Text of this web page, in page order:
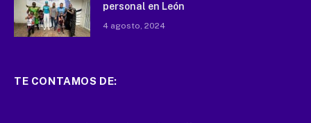
personal en León
4 agosto, 2024
TE CONTAMOS DE: